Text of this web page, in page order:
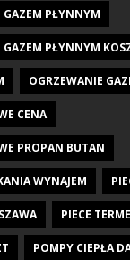
PŁYNNYM
PŁYNNYM
OGRZEWANIE
CENA
PROPAN BUTAN
WYNAJEM
PIECE
POMPY CIEPŁA